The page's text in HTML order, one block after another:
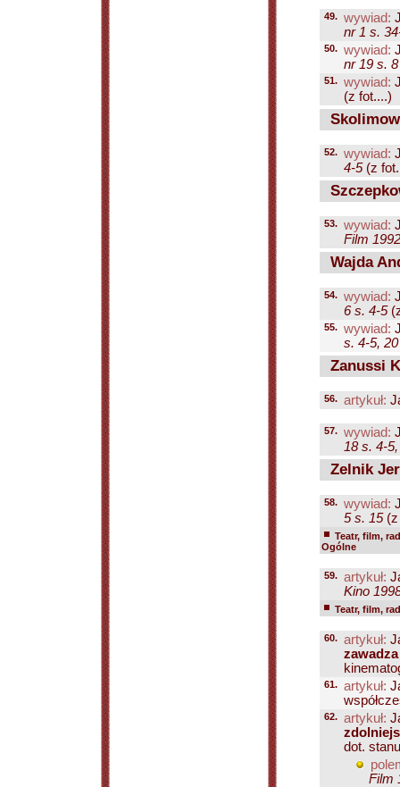
49. wywiad:
nr 1 s.
50. wywiad:
nr 19 s. 8
51. wywiad:
(z fot....)
52. wywiad:
4-5(z
53. wywiad:
Film
Wajda
54. wywiad:
6 s. 4-5
55. wywiad:
s. 4-5, 20
Zanussi
56. artykuł:
57. wywiad:
18 s. 4-5,
Zelnik
58. wywiad:
5 s. 15(z
Teatr, film,
Ogólne
59. artykuł:
Kino
Teatr, film,
60. artykuł:
61. artykuł:
62. artykuł:
dot.
Film